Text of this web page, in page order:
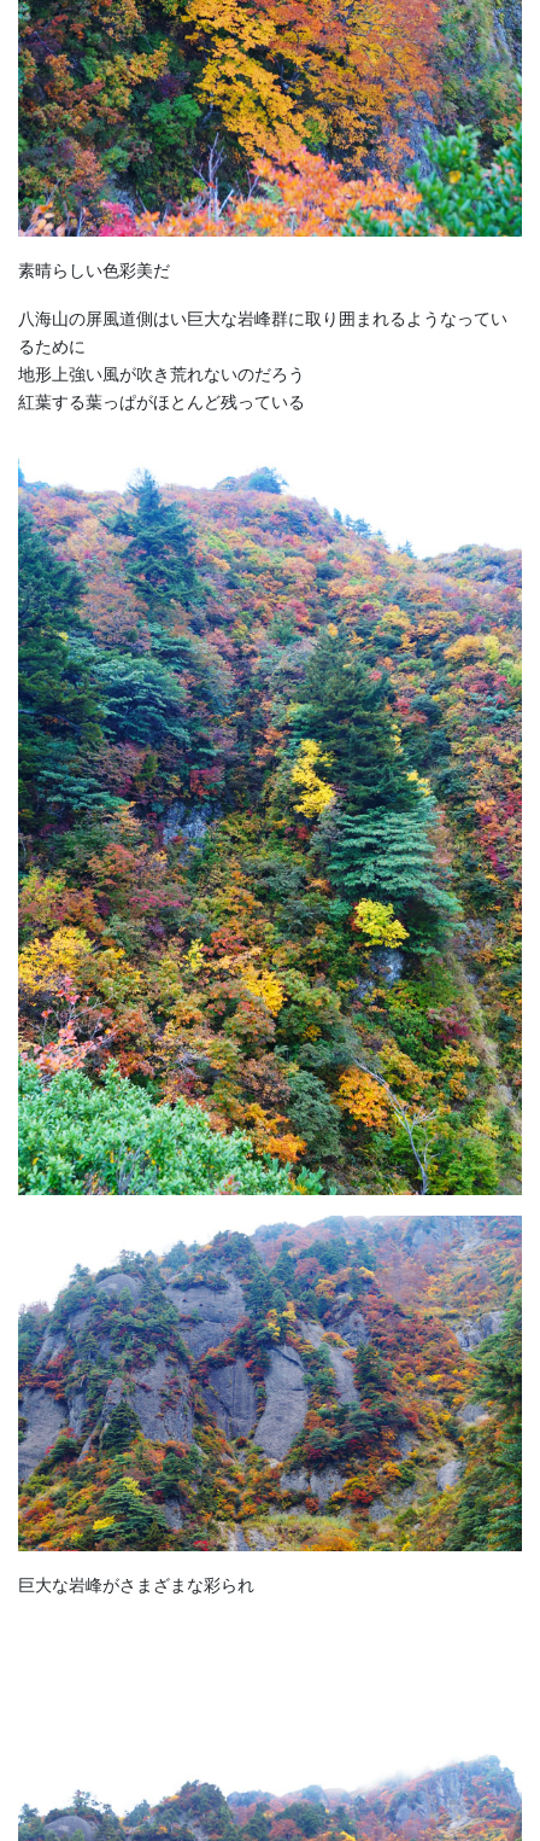
素晴らしい色彩美だ
八海山の屏風道側はい巨大な岩峰群に取り囲まれるようなってい
るために
地形上強い風が吹き荒れないのだろう
紅葉する葉っぱがほとんど残っている
巨大な岩峰がさまざまな彩られ